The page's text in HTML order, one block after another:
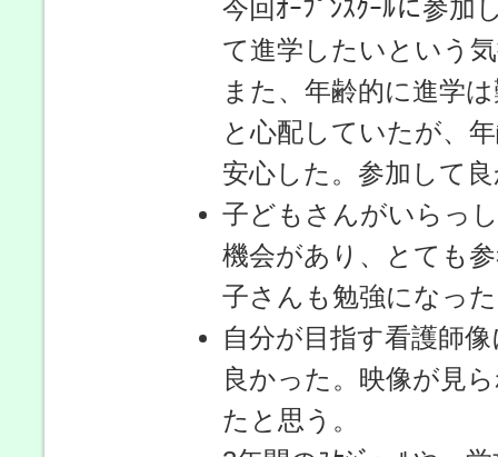
今回ｵｰﾌﾟﾝｽｸｰﾙに参加
て進学したいという
また、年齢的に進学
と心配していたが、
安心した。参加して
子どもさんがいらっ
機会があり、とても
子さんも勉強になっ
自分が目指す看護師
良かった。映像が見
たと思う。